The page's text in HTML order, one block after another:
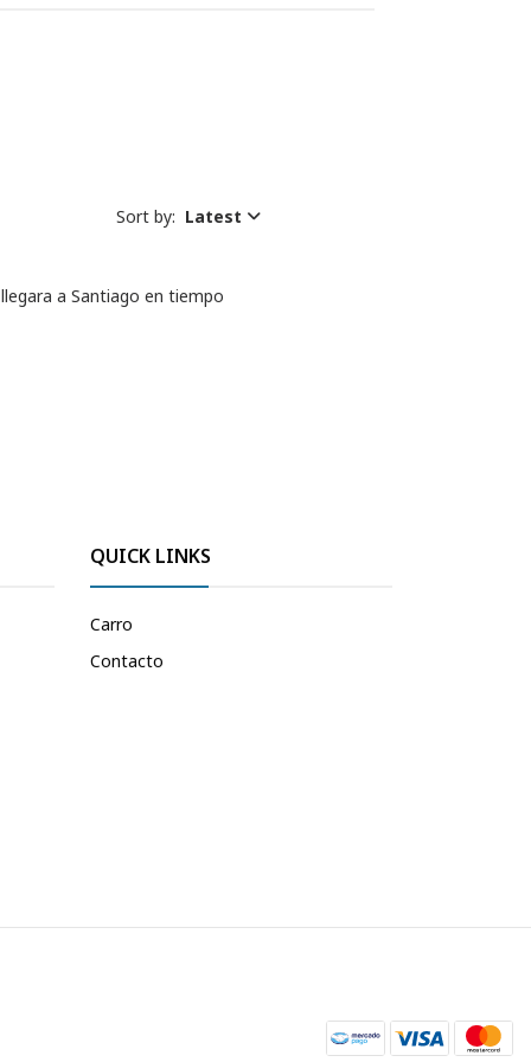
Sort by: Latest
a Santiago en tiempo
QUICK LINKS
Carro
Contacto